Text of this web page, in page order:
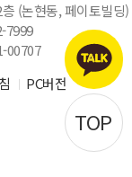
TOP
(논현동, 페이토빌딩)
7999
00707
PC버전